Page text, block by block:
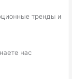
тренды и
нас